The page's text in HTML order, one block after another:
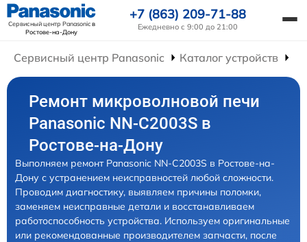
Сервисный центр Panasonicв
Ростове-на-Дону
+7 (863) 209-71-88
Ежедневно с 9:00 до 21:00
Сервисный центр Panasonic Каталог устройств
Ремонт микроволновой печи
Panasonic NN-C2003S в
Ростове-на-Дону
Выполняем ремонт Panasonic NN-C2003S в Ростове-на-
Дону с устранением неисправностей любой сложности.
Проводим диагностику, выявляем причины поломки,
заменяем неисправные детали и восстанавливаем
работоспособность устройства. Используем оригинальные
или рекомендованные производителем запчасти, после